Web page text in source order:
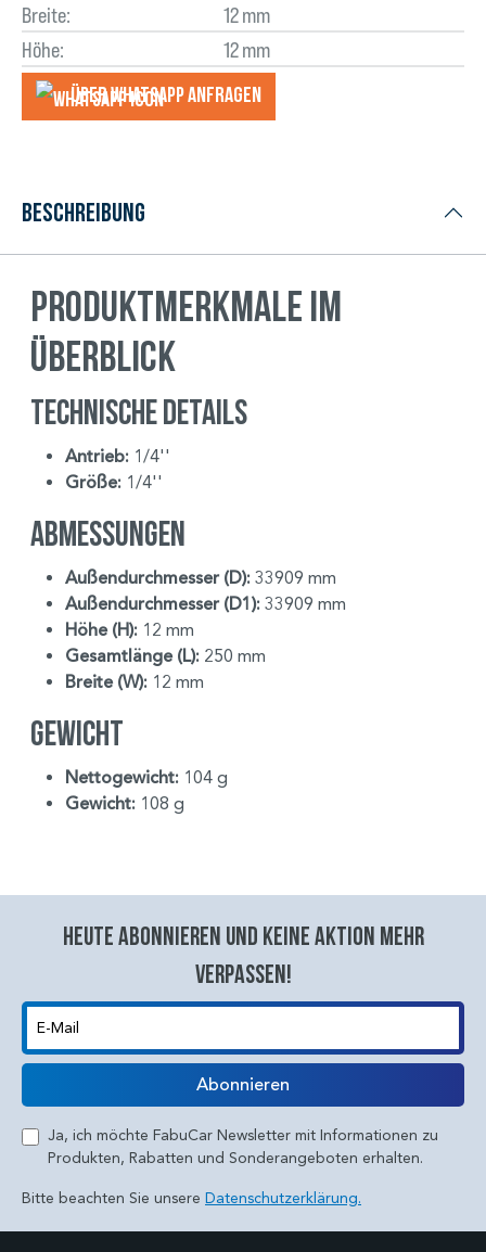
Breite:
12 mm
Höhe:
12 mm
Über WhatsApp anfragеn
Beschreibung
Produktmerkmale im
Überblick
Technische Details
Antrieb: 1/4''
Größe: 1/4''
Abmessungen
Außendurchmesser (D): 33909 mm
Außendurchmesser (D1): 33909 mm
Höhe (H): 12 mm
Gesamtlänge (L): 250 mm
Breite (W): 12 mm
Gewicht
Nettogewicht: 104 g
Gewicht: 108 g
Heute abonnieren und keine aktion mehr
verpassen!
E-Mail
Abonnieren
Ja, ich möchte FabuCar Newsletter mit Informationen zu
Produkten, Rabatten und Sonderangeboten erhalten.
Bitte beachten Sie unsere Datenschutzerklärung.